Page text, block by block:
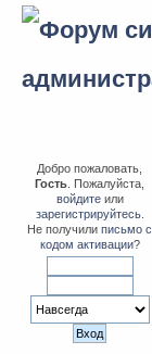
Добро пожаловать,
Гость . Пожалуйста,
войдитеили
зарегистрируйтесь.
Не получилиписьмо с
кодом активации?